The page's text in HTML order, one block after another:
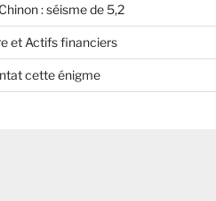
: séisme de 5,2
et Actifs financiers
cette énigme